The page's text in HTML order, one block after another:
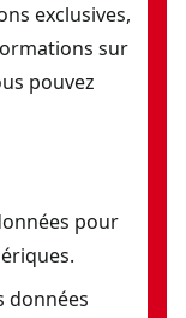
exclusives,
sur
pouvez
pour
données